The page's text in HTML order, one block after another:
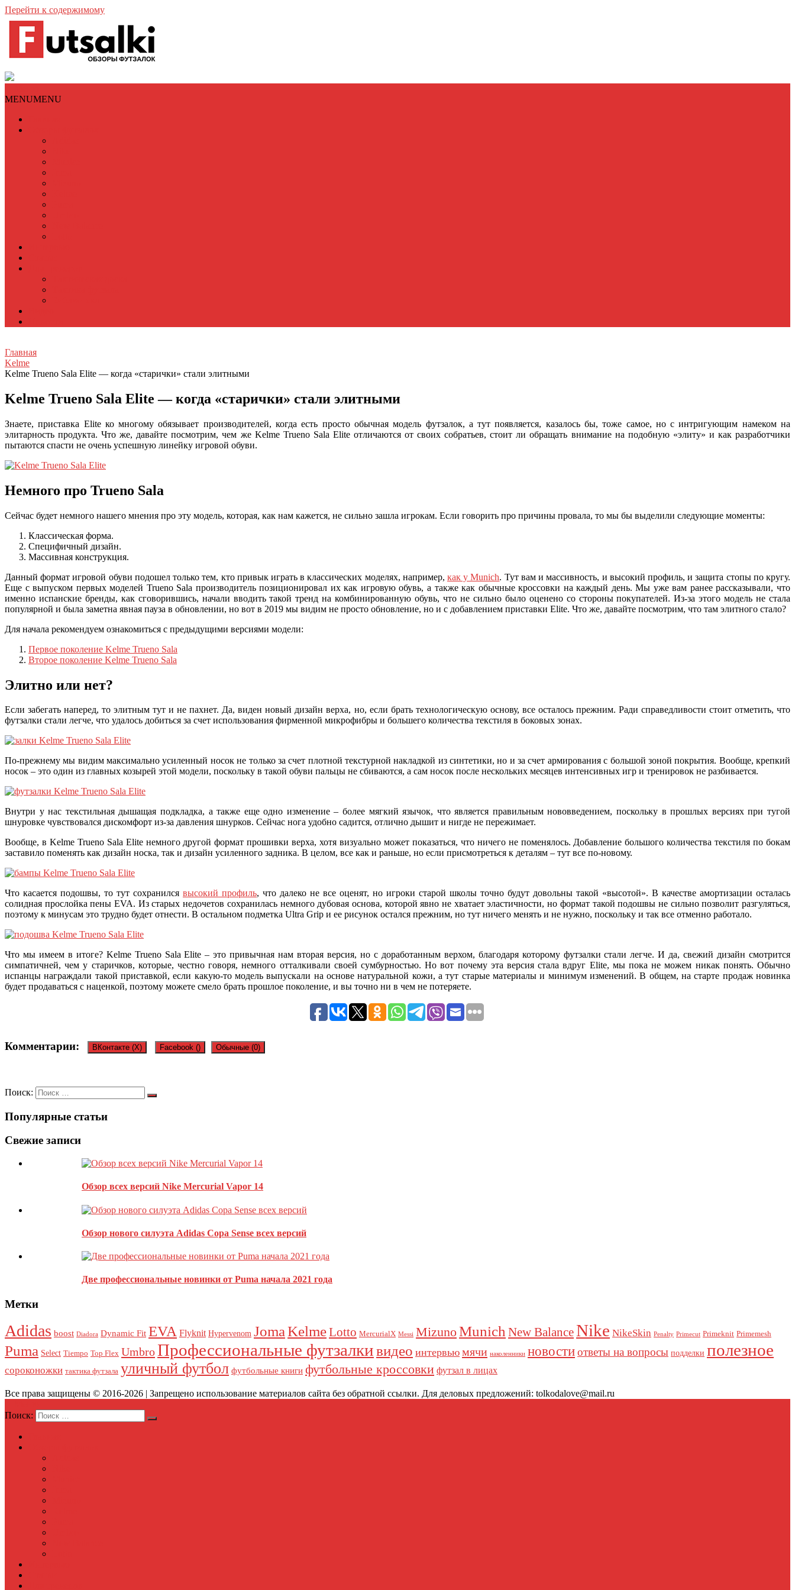
Перейти к содержимому
MENUMENU
Главная
Kelme
Kelme Trueno Sala Elite — когда «старички» стали элитными
Kelme Trueno Sala Elite — когда «старички» стали элитными
Знаете, приставка Elite ко многому обязывает производителей, когда есть просто обычная модель футзалок, а тут появляется, казалось бы, тоже самое, но с интригующим намеком на
элитарность продукта. Что же, давайте посмотрим, чем же Kelme Trueno Sala Elite отличаются от своих собратьев, стоит ли обращать внимание на подобную «элиту» и как разработчики
пытаются спасти не очень успешную линейку игровой обуви.
Немного про Trueno Sala
Сейчас будет немного нашего мнения про эту модель, которая, как нам кажется, не сильно зашла игрокам. Если говорить про причины провала, то мы бы выделили следующие моменты:
Классическая форма.
Специфичный дизайн.
Массивная конструкция.
Данный формат игровой обуви подошел только тем, кто привык играть в классических моделях, например, как у Munich. Тут вам и массивность, и высокий профиль, и защита стопы по кругу.
Еще с выпуском первых моделей Trueno Sala производитель позиционировал их как игровую обувь, а также как обычные кроссовки на каждый день. Мы уже вам ранее рассказывали, что
именно испанские бренды, как сговорившись, начали вводить такой тренд на комбинированную обувь, что не сильно было оценено со стороны покупателей. Из-за этого модель не стала
популярной и была заметна явная пауза в обновлении, но вот в 2019 мы видим не просто обновление, но и с добавлением приставки Elite. Что же, давайте посмотрим, что там элитного стало?
Для начала рекомендуем ознакомиться с предыдущими версиями модели:
Первое поколение Kelme Trueno Sala
Второе поколение Kelme Trueno Sala
Элитно или нет?
Если забегать наперед, то элитным тут и не пахнет. Да, виден новый дизайн верха, но, если брать технологическую основу, все осталось прежним. Ради справедливости стоит отметить, что
футзалки стали легче, что удалось добиться за счет использования фирменной микрофибры и большего количества текстиля в боковых зонах.
По-прежнему мы видим максимально усиленный носок не только за счет плотной текстурной накладкой из синтетики, но и за счет армирования с большой зоной покрытия. Вообще, крепкий
носок – это один из главных козырей этой модели, поскольку в такой обуви пальцы не сбиваются, а сам носок после нескольких месяцев интенсивных игр и тренировок не разбивается.
Внутри у нас текстильная дышащая подкладка, а также еще одно изменение – более мягкий язычок, что является правильным нововведением, поскольку в прошлых версиях при тугой
шнуровке чувствовался дискомфорт из-за давления шнурков. Сейчас нога удобно садится, отлично дышит и нигде не пережимает.
Вообще, в Kelme Trueno Sala Elite немного другой формат прошивки верха, хотя визуально может показаться, что ничего не поменялось. Добавление большого количества текстиля по бокам
заставило поменять как дизайн носка, так и дизайн усиленного задника. В целом, все как и раньше, но если присмотреться к деталям – тут все по-новому.
Что касается подошвы, то тут сохранился высокий профиль, что далеко не все оценят, но игроки старой школы точно будут довольны такой «высотой». В качестве амортизации осталась
солидная прослойка пены EVA. Из старых недочетов сохранилась немного дубовая основа, которой явно не хватает эластичности, но формат такой подошвы не сильно позволит разгуляться,
поэтому к минусам это трудно будет отнести. В остальном подметка Ultra Grip и ее рисунок остался прежним, но тут ничего менять и не нужно, поскольку и так все отменно работало.
Что мы имеем в итоге? Kelme Trueno Sala Elite – это привычная нам вторая версия, но с доработанным верхом, благодаря которому футзалки стали легче. И да, свежий дизайн смотрится
симпатичней, чем у старичков, которые, честно говоря, немного отталкивали своей сумбурностью. Но вот почему эта версия стала вдруг Elite, мы пока не можем никак понять. Обычно
испанцы награждали такой приставкой, если какую-то модель выпускали на основе натуральной кожи, а тут старые материалы и минимум изменений. В общем, на старте продаж новинка
будет продаваться с наценкой, поэтому можете смело брать прошлое поколение, и вы точно ни в чем не потеряете.
Комментарии: ВКонтакте (X) Facebook () Обычные (0)
Оставить комментарий
Ваш адрес email не будет опубликован.
Этот сайт использует Akismet для борьбы со спамом.
Поиск:
Популярные статьи
Свежие записи
Обзор всех версий Nike Mercurial Vapor 14
Обзор нового силуэта Adidas Copa Sense всех версий
Две профессиональные новинки от Puma начала 2021 года
Метки
Adidas boost Diadora Dynamic Fit EVA Flyknit Hypervenom JomaKelmeLotto MercurialX Messi MizunoMunich New BalanceNike NikeSkin Penalty Primecut Primeknit Primemesh
Puma Select Tiempo Top Flex UmbroПрофессиональные футзалкивидео интервью мячи наколенники новостиответы на вопросы подделки полезное
сороконожки тактика футзала уличный футбол футбольные книги футбольные кроссовки футзал в лицах
Все права защищены © 2016-2026 | Запрещено использование материалов сайта без обратной ссылки. Для деловых предложений: tolkodalove@mail.ru
Поиск: